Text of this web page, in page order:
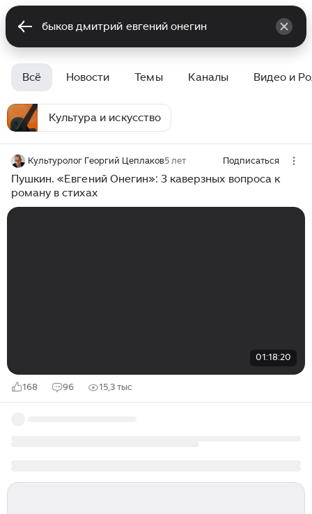
Всё Новости Темы Каналы Видео и
Культура и искусство
Культуролог Георгий Цеплаков5 лет Подписаться
Пушкин. «Евгений Онегин»: 3 каверзных вопроса к
роману в стихах
01:18:20
168 96 15,3 тыс